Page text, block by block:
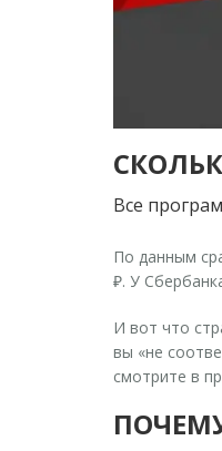
Все
По данным
₽. У
И вот что
вы «не
смотрите в